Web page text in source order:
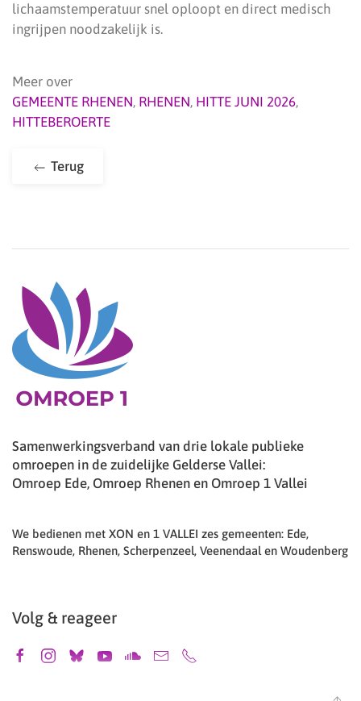
lichaamstemperatuur snel oploopt en direct medisch
ingrijpen noodzakelijk is.
Meer over
GEMEENTE RHENEN, RHENEN, HITTE JUNI 2026,
HITTEBEROERTE
Terug
Samenwerkingsverband van drie lokale publieke
omroepen in de zuidelijke Gelderse Vallei:
Omroep Ede, Omroep Rhenen en Omroep 1 Vallei
We bedienen met XON en 1 VALLEI zes gemeenten: Ede,
Renswoude, Rhenen, Scherpenzeel, Veenendaal en Woudenberg
Volg & reageer